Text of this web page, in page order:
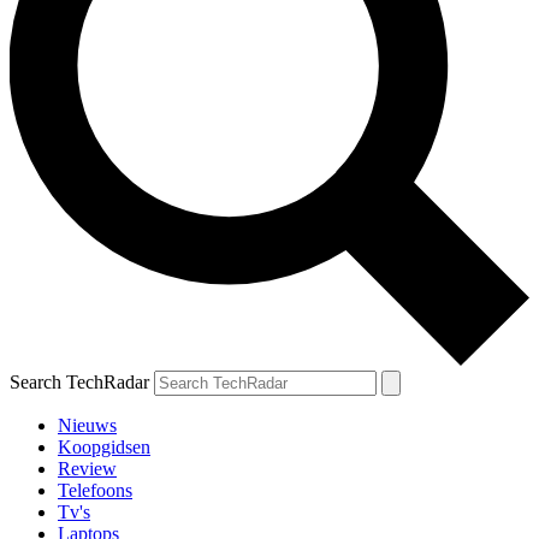
Search TechRadar
Nieuws
Koopgidsen
Review
Telefoons
Tv's
Laptops